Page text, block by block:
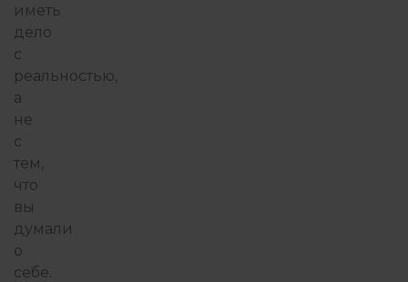
иметь
дело
с
реальностью,
а
не
с
тем,
что
вы
думали
о
себе.